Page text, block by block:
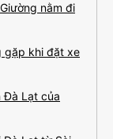
nằm đi
gặp khi đặt xe
Đà Lạt của